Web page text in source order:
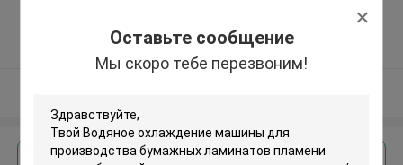
Оставьте сообщение
Мы скоро тебе перезвоним!
Подтверженный
поставщик